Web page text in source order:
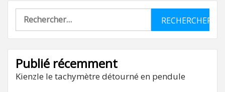
Rechercher :
Publié récemment
Kienzle le tachymètre détourné en pendule